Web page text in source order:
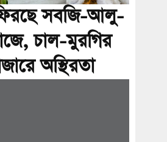
ফিরছে সবজি-আলু-
চাল-মুরগির
অস্থিরতা